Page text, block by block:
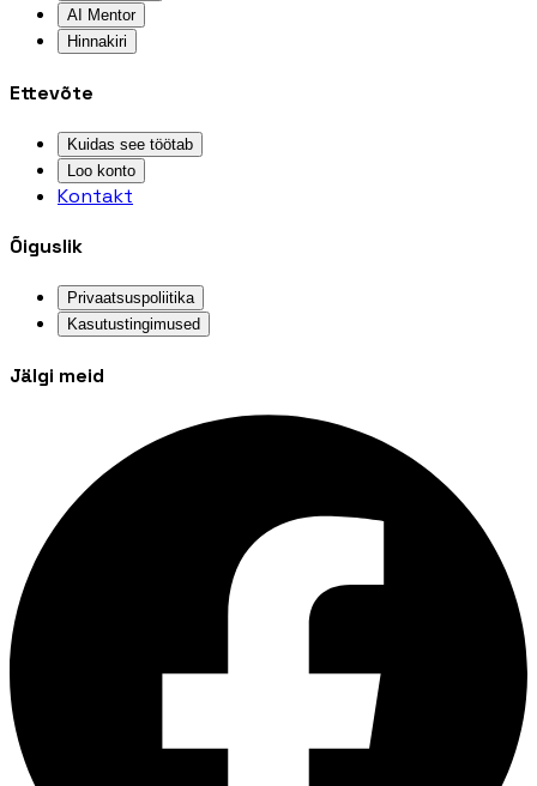
AI Mentor
Hinnakiri
Ettevõte
Kuidas see töötab
Loo konto
Kontakt
Õiguslik
Privaatsuspoliitika
Kasutustingimused
Jälgi meid